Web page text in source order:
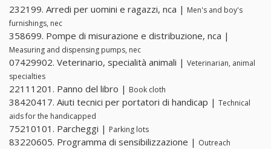
232199. Arredi per uomini e ragazzi, nca | Men's and boy's
furnishings, nec
358699. Pompe di misurazione e distribuzione, nca |
Measuring and dispensing pumps, nec
07429902. Veterinario, specialità animali | Veterinarian, animal
specialties
22111201. Panno del libro | Book cloth
38420417. Aiuti tecnici per portatori di handicap | Technical
aids for the handicapped
75210101. Parcheggi | Parking lots
83220605. Programma di sensibilizzazione | Outreach